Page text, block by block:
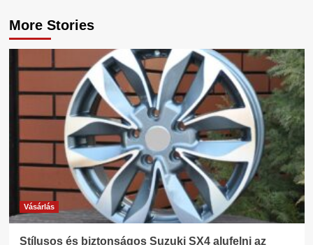
More Stories
Vásárlás
Stílusos és biztonságos Suzuki SX4 alufelni az